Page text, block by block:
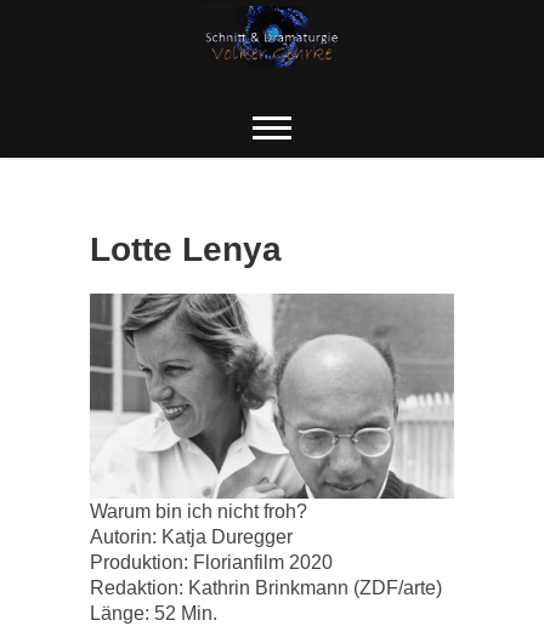
Lotte Lenya
Warum bin ich nicht froh?
Autorin: Katja Duregger
Produktion: Florianfilm 2020
Redaktion: Kathrin Brinkmann (ZDF/arte)
Länge: 52 Min.